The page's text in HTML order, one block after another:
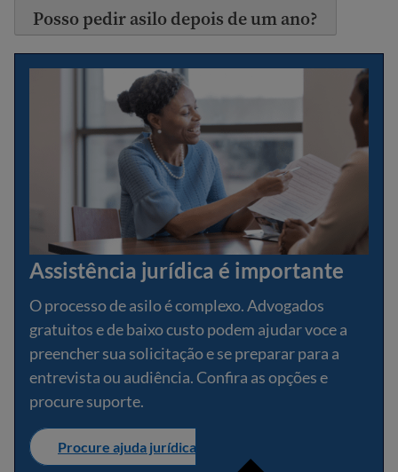
Posso pedir asilo depois de um ano?
Assistência jurídica é importante
O processo de asilo é complexo. Advogados
gratuitos e de baixo custo podem ajudar voce a
preencher sua solicitação e se preparar para a
entrevista ou audiência. Confira as opções e
procure suporte.
Procure ajuda jurídica